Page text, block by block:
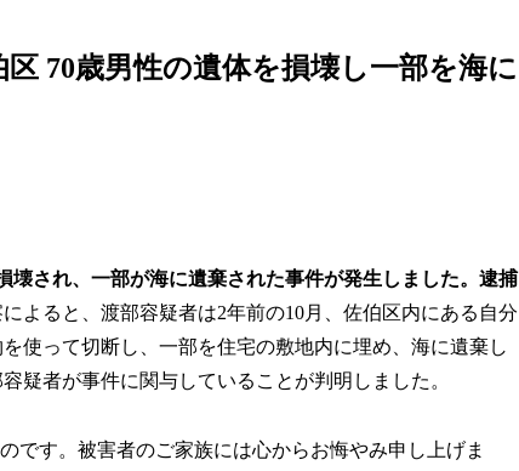
70歳男性の遺体を損壊し一部を海に
壊され、一部が海に遺棄された事件が発生しました。逮捕
よると、渡部容疑者は2年前の10月、佐伯区内にある自分
使って切断し、一部を住宅の敷地内に埋め、海に遺棄し
疑者が事件に関与していることが判明しました。
です。被害者のご家族には心からお悔やみ申し上げま